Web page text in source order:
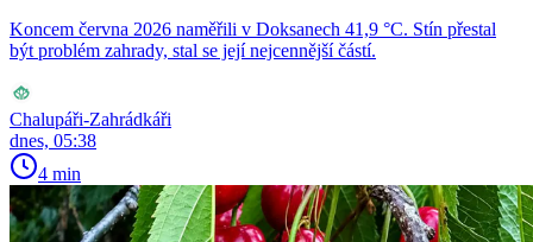
Koncem června 2026 naměřili v Doksanech 41,9 °C. Stín přestal
být problém zahrady, stal se její nejcennější částí.
Chalupáři-Zahrádkáři
dnes, 05:38
4 min